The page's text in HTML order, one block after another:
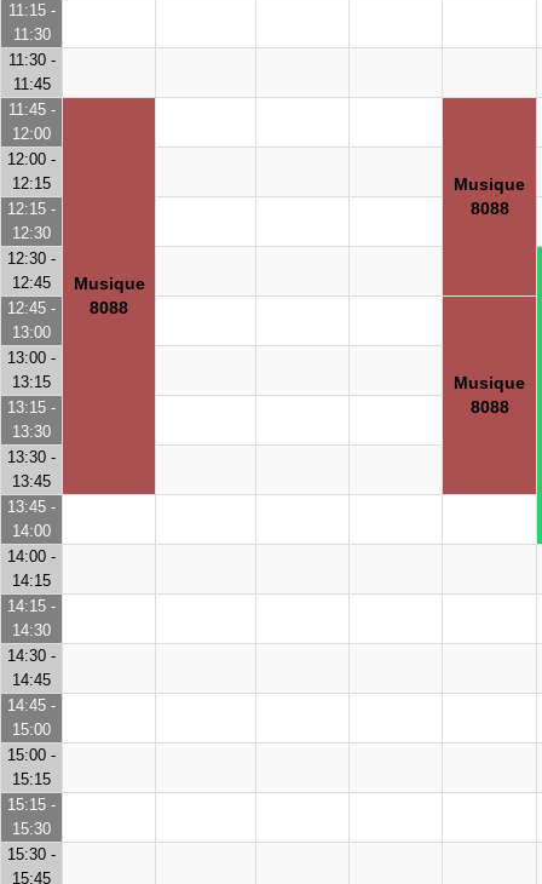
11:15 -
11:30
11:30 -
11:45
11:45 -
12:00
Musique
8088
Musique
8088
12:00 -
12:15
12:15 -
12:30
12:30 -
12:45
12:45 -
13:00
Musique
8088
13:00 -
13:15
13:15 -
13:30
13:30 -
13:45
13:45 -
14:00
14:00 -
14:15
14:15 -
14:30
14:30 -
14:45
14:45 -
15:00
15:00 -
15:15
15:15 -
15:30
15:30 -
15:45